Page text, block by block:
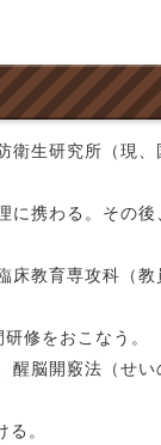
衛生研究所（現、
に携わる。その後
床教育専攻科（教
修をおこなう。
醒脳開竅法（せい
。